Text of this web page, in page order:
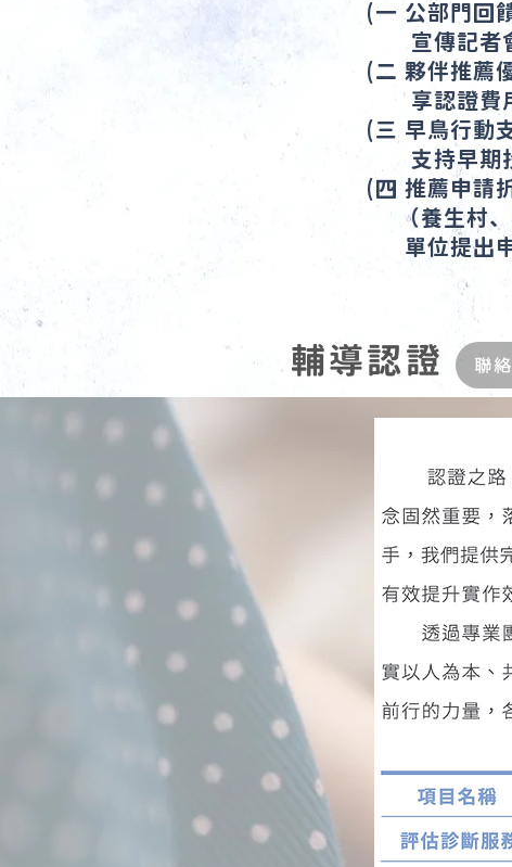
(一 公部門回
宣傳記者會
(二 夥伴推薦
享認證費用
(三 早鳥行動
支持早期投
(四 推薦申請
（養生村、
單位提出申
輔導認證 聯